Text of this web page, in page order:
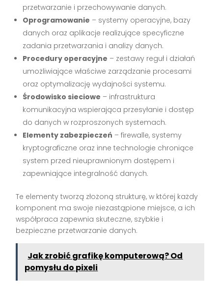
przetwarzanie i przechowywanie danych.
Oprogramowanie – systemy operacyjne, bazy
danych oraz aplikacje realizujące specyficzne
zadania przetwarzania i analizy danych.
Procedury operacyjne – zestawy reguł i działań
umożliwiające właściwe zarządzanie procesami
oraz optymalizację wydajności systemu.
Środowisko sieciowe – infrastruktura
komunikacyjna wspierająca przesyłanie i dostęp
do danych w rozproszonych systemach.
Elementy zabezpieczeń – firewalle, systemy
kryptograficzne oraz inne technologie chroniące
system przed nieuprawnionym dostępem i
zapewniające integralność danych.
Te elementy tworzą złożoną strukturę, w której każdy
komponent ma swoje niezastąpione miejsce, a ich
współpraca zapewnia skuteczne, szybkie i
bezpieczne przetwarzanie danych.
Jak zrobić grafikę komputerową? Od
pomysłu do pixeli